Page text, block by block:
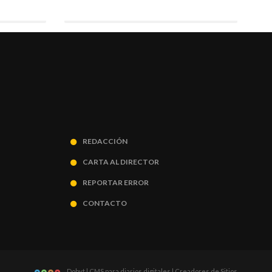
REDACCIÓN
CARTA AL DIRECTOR
REPORTAR ERROR
CONTACTO